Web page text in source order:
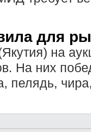
для
на
На них
пелядь,